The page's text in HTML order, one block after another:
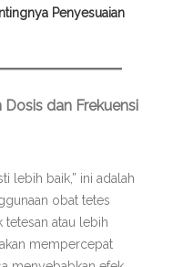
Penyesuaian
dan Frekuensi
lebih baik,” ini adalah
obat tetes
tetesan atau lebih
mempercepat